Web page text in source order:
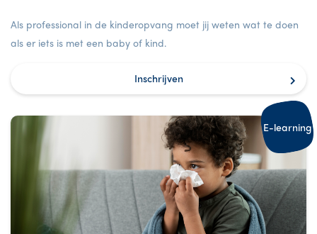
Als professional in de kinderopvang moet jij weten wat te doen
als er iets is met een baby of kind.
Inschrijven
E-learning